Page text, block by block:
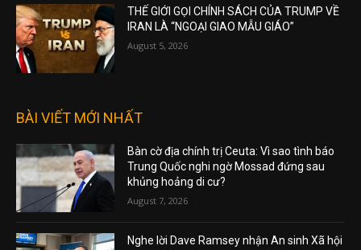
THẾ GIỚI GỌI CHÍNH SÁCH CỦA TRUMP VỀ
IRAN LÀ “NGOẠI GIAO MẪU GIÁO”
August 5, 2026
BÀI VIẾT MỚI NHẤT
Bàn cờ địa chính trị Ceuta: Vì sao tình báo
Trung Quốc nghi ngờ Mossad đứng sau
khủng hoảng di cư?
August 7, 2026
Nghe lời Dave Ramsey nhận An sinh Xã hội